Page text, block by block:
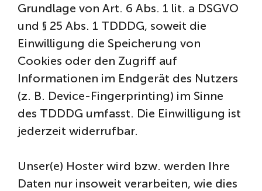
Grundlage von Art. 6 Abs. 1 lit. a DSGVO
und § 25 Abs. 1 TDDDG, soweit die
Einwilligung die Speicherung von
Cookies oder den Zugriff auf
Informationen im Endgerät des Nutzers
(z. B. Device-Fingerprinting) im Sinne
des TDDDG umfasst. Die Einwilligung ist
jederzeit widerrufbar.
Unser(e) Hoster wird bzw. werden Ihre
Daten nur insoweit verarbeiten, wie dies